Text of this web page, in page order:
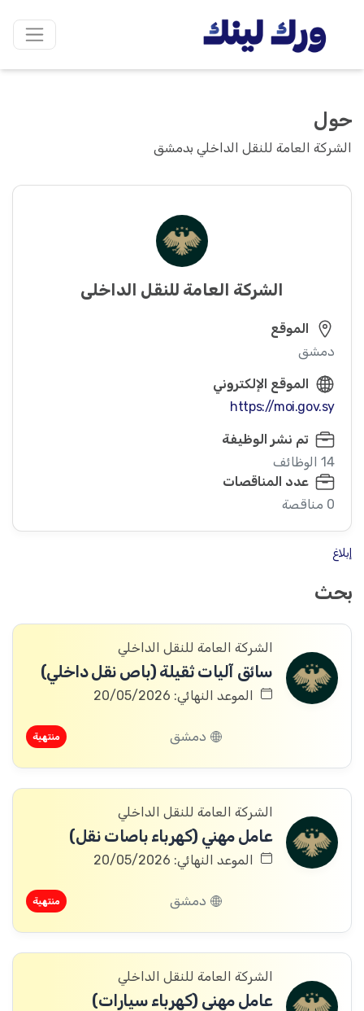
الشركة العامة للنقل الداخلي
الموقع
دمشق
الموقع الإلكتروني
https://moi.gov.sy
تم نشر الوظيفة
14 الوظائف
عدد المناقصات
0 مناقصة
إبلاغ
حول
الشركة العامة للنقل الداخلي بدمشق
بحث
الشركة العامة للنقل الداخلي
سائق آليات ثقيلة (باص نقل داخلي)
الموعد النهائي: 20/05/2026
دمشق منتهية
الشركة العامة للنقل الداخلي
عامل مهني (كهرباء باصات نقل)
الموعد النهائي: 20/05/2026
دمشق منتهية
الشركة العامة للنقل الداخلي
عامل مهني (كهرباء سيارات)